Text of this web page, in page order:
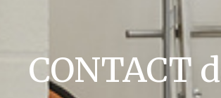
CONTACT